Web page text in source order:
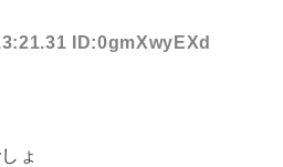
ID:0gmXwyEXd
ょ